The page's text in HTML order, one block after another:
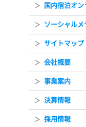
国内宿泊オ
ソーシャル
サイトマップ
会社概要
事業案内
決算情報
採用情報